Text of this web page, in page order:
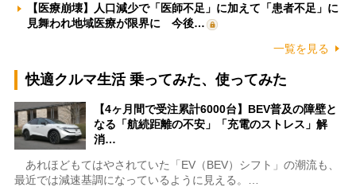
【医療崩壊】人口減少で「医師不足」に加えて「患者不足」に
見舞われ地域医療が限界に 今後…
一覧を見る
快適クルマ生活 乗ってみた、使ってみた
【4ヶ月間で受注累計6000台】BEV普及の障壁と
なる「航続距離の不安」「充電のストレス」解
消…
あれほどもてはやされていた「EV（BEV）シフト」の潮流も、
最近では減速基調になっているように見える。…